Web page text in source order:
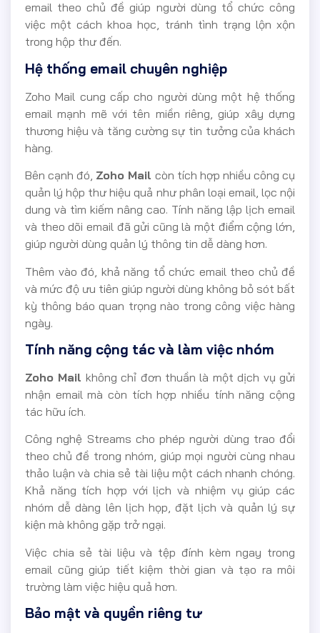
email theo chủ đề giúp người dùng tổ chức công
việc một cách khoa học, tránh tình trạng lộn xộn
trong hộp thư đến.
Hệ thống email chuyên nghiệp
Zoho Mail cung cấp cho người dùng một hệ thống
email mạnh mẽ với tên miền riêng, giúp xây dựng
thương hiệu và tăng cường sự tin tưởng của khách
hàng.
Bên cạnh đó, Zoho Mail còn tích hợp nhiều công cụ
quản lý hộp thư hiệu quả như phân loại email, lọc nội
dung và tìm kiếm nâng cao. Tính năng lập lịch email
và theo dõi email đã gửi cũng là một điểm cộng lớn,
giúp người dùng quản lý thông tin dễ dàng hơn.
Thêm vào đó, khả năng tổ chức email theo chủ đề
và mức độ ưu tiên giúp người dùng không bỏ sót bất
kỳ thông báo quan trọng nào trong công việc hàng
ngày.
Tính năng cộng tác và làm việc nhóm
Zoho Mail không chỉ đơn thuần là một dịch vụ gửi
nhận email mà còn tích hợp nhiều tính năng cộng
tác hữu ích.
Công nghệ Streams cho phép người dùng trao đổi
theo chủ đề trong nhóm, giúp mọi người cùng nhau
thảo luận và chia sẻ tài liệu một cách nhanh chóng.
Khả năng tích hợp với lịch và nhiệm vụ giúp các
nhóm dễ dàng lên lịch họp, đặt lịch và quản lý sự
kiện mà không gặp trở ngại.
Việc chia sẻ tài liệu và tệp đính kèm ngay trong
email cũng giúp tiết kiệm thời gian và tạo ra môi
trường làm việc hiệu quả hơn.
Bảo mật và quyền riêng tư